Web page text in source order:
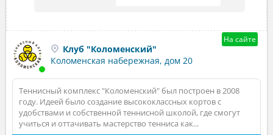
На сайте
Клуб "Коломенский"
Коломенская набережная, дом 20
Теннисный комплекс "Коломенский" был построен в 2008
году. Идеей было создание высококлассных кортов с
удобствами и собственной теннисной школой, где смогут
учиться и оттачивать мастерство тенниса как...